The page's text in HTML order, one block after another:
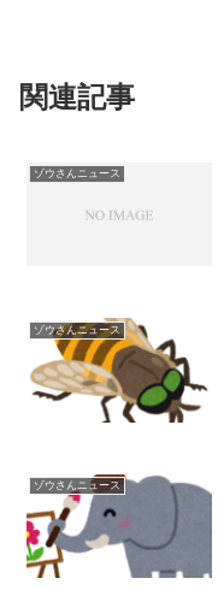
関連記事
ゾウさんニュース
ゾウさんニュース
ゾウさんニュース